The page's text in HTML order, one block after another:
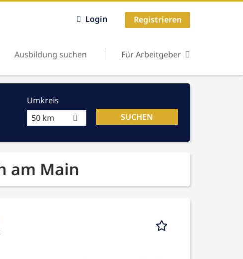
Login Registrieren
Ausbildung suchen Für Arbeitgeber
Umkreis
50 km
am Main